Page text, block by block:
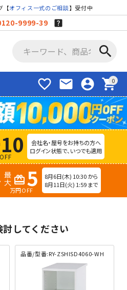
【オフィス一式のご相談】受付中
9999-39
search
favorite_border mail account_circle shopping_cart
10
会社名・屋号をお持ちの方へ
ログイン状態で、いつでも適用
redeem 5
万円OFF
8月6日(木) 10:30 から
8月11日(火) 1:59 まで
してください
品番/型番:RY-ZSHISD4060-WH